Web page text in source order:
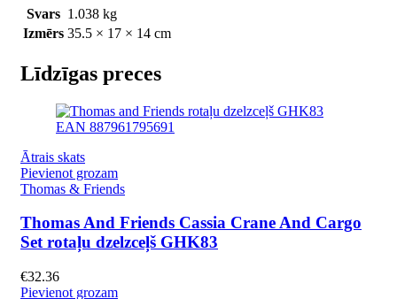
Svars 1.038 kg
Izmērs 35.5 × 17 × 14 cm
Līdzīgas preces
Ātrais skats
Pievienot grozam
Thomas & Friends
Thomas And Friends Cassia Crane And Cargo
Set rotaļu dzelzceļš GHK83
€32.36
Pievienot grozam